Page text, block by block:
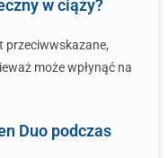
w ciąży?
przeciwwskazane,
może wpłynąć na
Duo podczas